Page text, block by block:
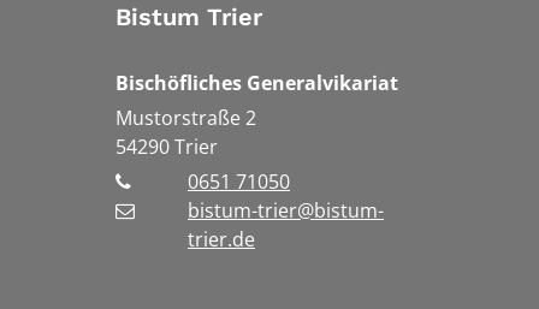
Bistum Trier
Bischöfliches Generalvikariat
Mustorstraße 2
54290Trier
0651 71050
bistum-trier@bistum-
trier.de